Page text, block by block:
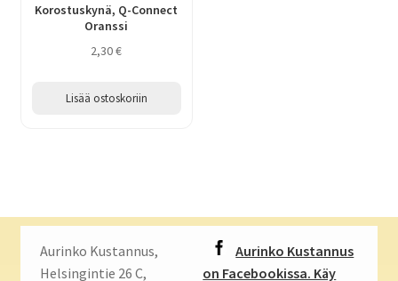
Korostuskynä, Q-Connect
Oranssi
2,30€
Lisää ostoskoriin
Aurinko Kustannus,
Helsingintie 26 C,
Aurinko Kustannus
on Facebookissa. Käy